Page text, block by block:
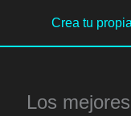
contenido
Crea tu
Los